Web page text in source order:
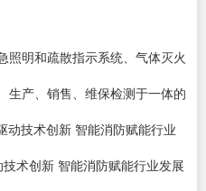
照明和疏散指示系统、气体灭火
生产、销售、维保检测于一体的
动技术创新 智能消防赋能行业
术创新 智能消防赋能行业发展